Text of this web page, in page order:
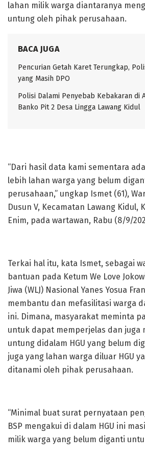
lahan milik warga diantaranya
untung oleh pihak perusahaan.
BACA JUGA
Pencurian Getah Karet Terungkap,
yang Masih DPO
Polisi Dalami Penyebab Kebakaran di
Banko Pit 2 Desa Lingga Lawang Kidul
“Dari hasil data kami sementara
lebih lahan warga yang belum
perusahaan,” ungkap Ismet (61),
Dusun V, Kecamatan Lawang Kidul,
Enim, pada wartawan, Rabu (8/9/
Terkai hal itu, kata Ismet, sebagai
bantuan pada Ketum We Love
Jiwa (WLJ) Nasional Yanes Yosua
membantu dan mefasilitasi warga
ini. Dimana, masyarakat meminta
untuk dapat memperjelas dan juga
untung didalam HGU yang belum
juga yang lahan warga diluar HGU
ditanami oleh pihak perusahaan.
“Minimal buat surat pernyataan
BSP mengakui di dalam HGU ini
milik warga yang belum diganti